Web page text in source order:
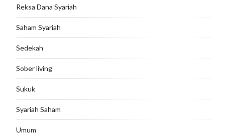
Reksa Dana Syariah
Saham Syariah
Sedekah
Sober living
Sukuk
Syariah Saham
Umum